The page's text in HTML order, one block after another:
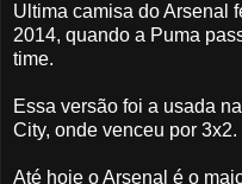
Ultima camisa do Arsenal
2014, quando a Puma
time.
Essa versão foi a usada
City, onde venceu por 3x2.
Até hoje o Arsenal é o